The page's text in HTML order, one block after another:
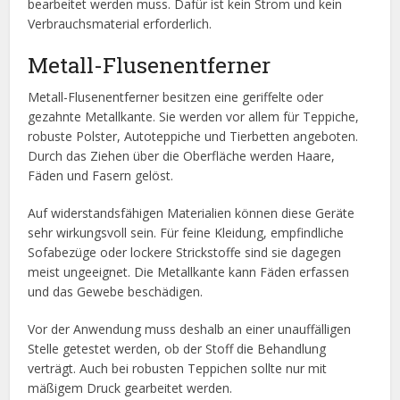
bearbeitet werden muss. Dafür ist kein Strom und kein
Verbrauchsmaterial erforderlich.
Metall-Flusenentferner
Metall-Flusenentferner besitzen eine geriffelte oder
gezahnte Metallkante. Sie werden vor allem für Teppiche,
robuste Polster, Autoteppiche und Tierbetten angeboten.
Durch das Ziehen über die Oberfläche werden Haare,
Fäden und Fasern gelöst.
Auf widerstandsfähigen Materialien können diese Geräte
sehr wirkungsvoll sein. Für feine Kleidung, empfindliche
Sofabezüge oder lockere Strickstoffe sind sie dagegen
meist ungeeignet. Die Metallkante kann Fäden erfassen
und das Gewebe beschädigen.
Vor der Anwendung muss deshalb an einer unauffälligen
Stelle getestet werden, ob der Stoff die Behandlung
verträgt. Auch bei robusten Teppichen sollte nur mit
mäßigem Druck gearbeitet werden.